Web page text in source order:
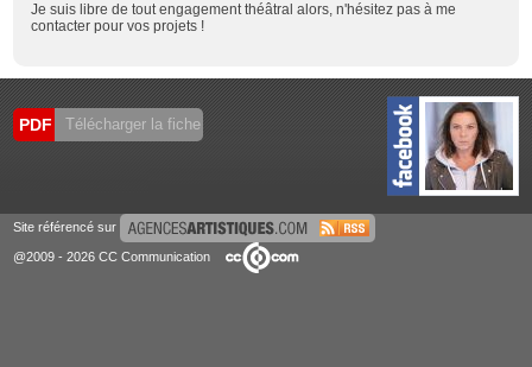
Je suis libre de tout engagement théâtral alors, n'hésitez pas à me
contacter pour vos projets !
PDF Télécharger la fiche
Site référencé sur
@2009 - 2026 CC Communication